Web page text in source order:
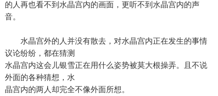
的人再也看不到水晶宫内的画面，更听不到水晶宫内的声
音。
水晶宫外的人并没有散去，对水晶宫内正在发生的事情
议论纷纷，都在猜测
水晶宫内这会儿银雪正在用什么姿势被莫大根操弄。且不说
外面的各种猜想，水
晶宫内的两人却完全不像外面所想。